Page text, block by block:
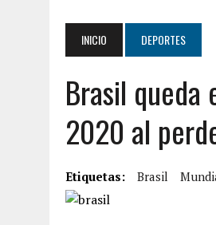
6 AGOSTO, 2026 |
5 AGOSTO, 2026
5 AGOSTO, 2026 |
3 AGOSTO, 2026 | LA
FUGA
INICIO DEPORTES
Brasil queda
2020 al
Etiquetas: Brasil